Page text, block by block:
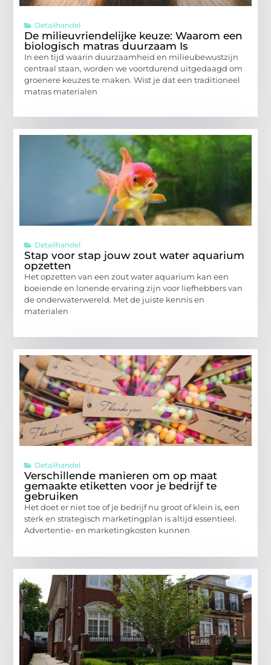
Detailhandel
De milieuvriendelijke keuze: Waarom een
biologisch matras duurzaam Is
In een tijd waarin duurzaamheid en milieubewustzijn
centraal staan, worden we voortdurend uitgedaagd om
groenere keuzes te maken. Wist je dat een traditioneel
matras materialen
Detailhandel
Stap voor stap jouw zout water aquarium
opzetten
Het opzetten van een zout water aquarium kan een
boeiende en lonende ervaring zijn voor liefhebbers van
de onderwaterwereld. Met de juiste kennis en
materialen
Detailhandel
Verschillende manieren om op maat
gemaakte etiketten voor je bedrijf te
gebruiken
Het doet er niet toe of je bedrijf nu groot of klein is, een
sterk en strategisch marketingplan is altijd essentieel.
Advertentie- en marketingkosten kunnen